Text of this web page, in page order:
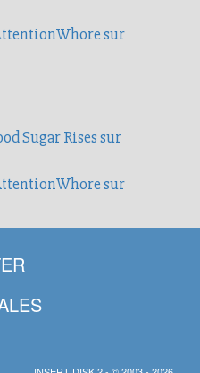
sur
Sugar Rises sur
sur